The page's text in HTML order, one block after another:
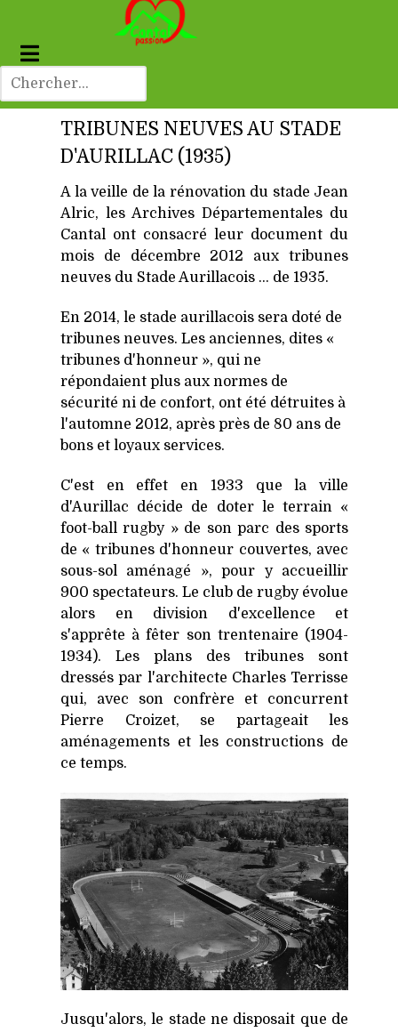
TRIBUNES NEUVES AU STADE
D'AURILLAC (1935)
A la veille de la rénovation du stade Jean
Alric, les Archives Départementales du
Cantal ont consacré leur document du
mois de décembre 2012 aux tribunes
neuves du Stade Aurillacois ... de 1935.
En 2014, le stade aurillacois sera doté de
tribunes neuves. Les anciennes, dites «
tribunes d'honneur », qui ne
répondaient plus aux normes de
sécurité ni de confort, ont été détruites à
l'automne 2012, après près de 80 ans de
bons et loyaux services.
C'est en effet en 1933 que la ville
d'Aurillac décide de doter le terrain «
foot-ball rugby » de son parc des sports
de « tribunes d'honneur couvertes, avec
sous-sol aménagé », pour y accueillir
900 spectateurs. Le club de rugby évolue
alors en division d'excellence et
s'apprête à fêter son trentenaire (1904-
1934). Les plans des tribunes sont
dressés par l'architecte Charles Terrisse
qui, avec son confrère et concurrent
Pierre Croizet, se partageait les
aménagements et les constructions de
ce temps.
Jusqu'alors, le stade ne disposait que de